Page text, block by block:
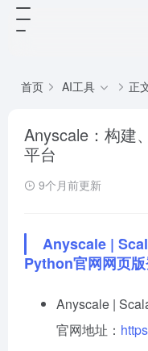
首页 AI工具 正
Anyscale：构建
平台
9个月前更新
Anyscale |
Python官网网页
Anyscale |
官网地址：